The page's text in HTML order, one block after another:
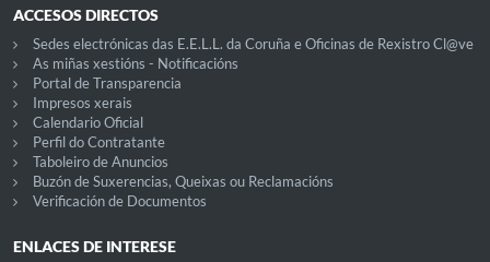
ACCESOS DIRECTOS
Sedes electrónicas das E.E.L.L. da Coruña e Oficinas de Rexistro Cl@ve
As miñas xestións - Notificacións
Portal de Transparencia
Impresos xerais
Calendario Oficial
Perfil do Contratante
Taboleiro de Anuncios
Buzón de Suxerencias, Queixas ou Reclamacións
Verificación de Documentos
ENLACES DE INTERESE